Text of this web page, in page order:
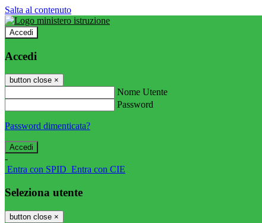
Salta al contenuto
Accedi
Accedi
button close ×
Nome Utente
Password
Password dimenticata?
-
Entra con SPID Entra con CIE
Seleziona utente
button close ×